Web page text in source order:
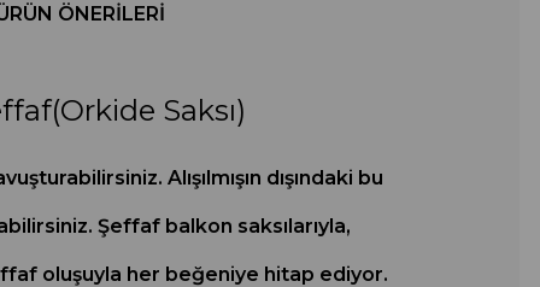
ÖNERILERI
Saksı)
Alışılmışın dışındaki bu
Şeffaf balkon saksılarıyla,
oluşuyla her beğeniye hitap ediyor.